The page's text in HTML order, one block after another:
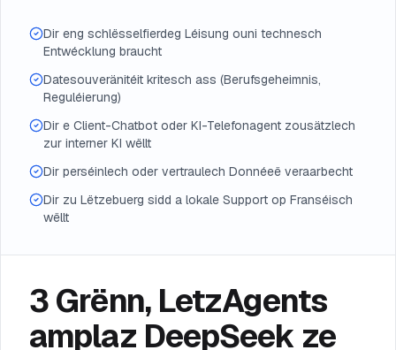
Dir eng schlësselfierdeg Léisung ouni technesch
Entwécklung braucht
Datesouveränitéit kritesch ass (Berufsgeheimnis,
Reguléierung)
Dir e Client-Chatbot oder KI-Telefonagent zousätzlech
zur interner KI wëllt
Dir perséinlech oder vertraulech Donnéeë veraarbecht
Dir zu Lëtzebuerg sidd a lokale Support op Franséisch
wëllt
3 Grënn, LetzAgents
amplaz DeepSeek ze